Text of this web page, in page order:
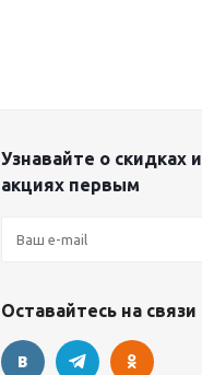
Узнавайте о скидках и
акциях первым
Оставайтесь на связи